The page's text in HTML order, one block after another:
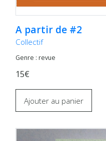
A partir de #2
Collectif
Genre : revue
15€
Ajouter au panier